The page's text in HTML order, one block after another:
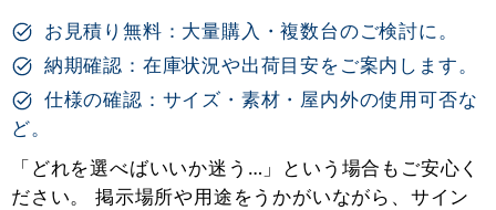
お見積り無料：大量購入・複数台のご検討に。
納期確認：在庫状況や出荷目安をご案内します。
仕様の確認：サイズ・素材・屋内外の使用可否な
ど。
「どれを選べばいいか迷う…」という場合もご安心く
ださい。 掲示場所や用途をうかがいながら、サイン